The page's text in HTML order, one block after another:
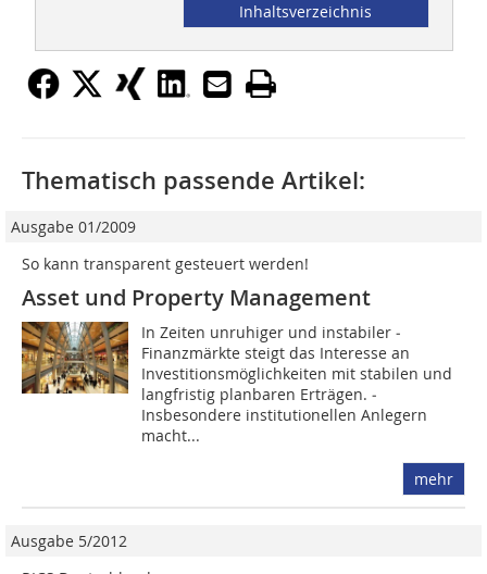
Inhaltsverzeichnis
Thematisch passende Artikel:
Ausgabe 01/2009
So kann transparent gesteuert werden!
Asset und Property Management
In Zeiten unruhiger und instabiler ­
Finanzmärkte steigt das Interesse an
Investitionsmöglichkeiten mit stabilen und
langfristig planbaren Erträgen. ­
Insbesondere institutionellen Anlegern
macht...
mehr
Ausgabe 5/2012